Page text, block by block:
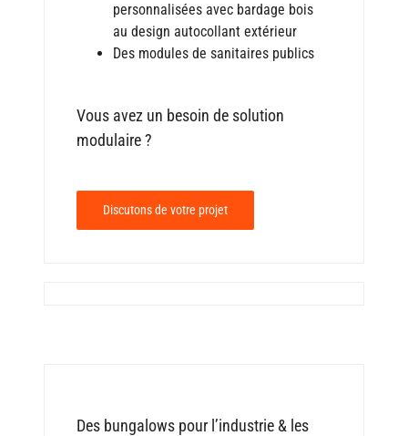
personnalisées avec bardage bois
au design autocollant extérieur
Des modules de sanitaires publics
Vous avez un besoin de solution
modulaire ?
Discutons de votre projet
Des bungalows pour l’industrie & les